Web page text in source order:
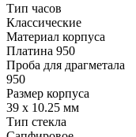
Тип часов
Классические
Материал корпуса
Платина 950
Проба для драгметала
950
Размер корпуса
39 x 10.25 мм
Тип стекла